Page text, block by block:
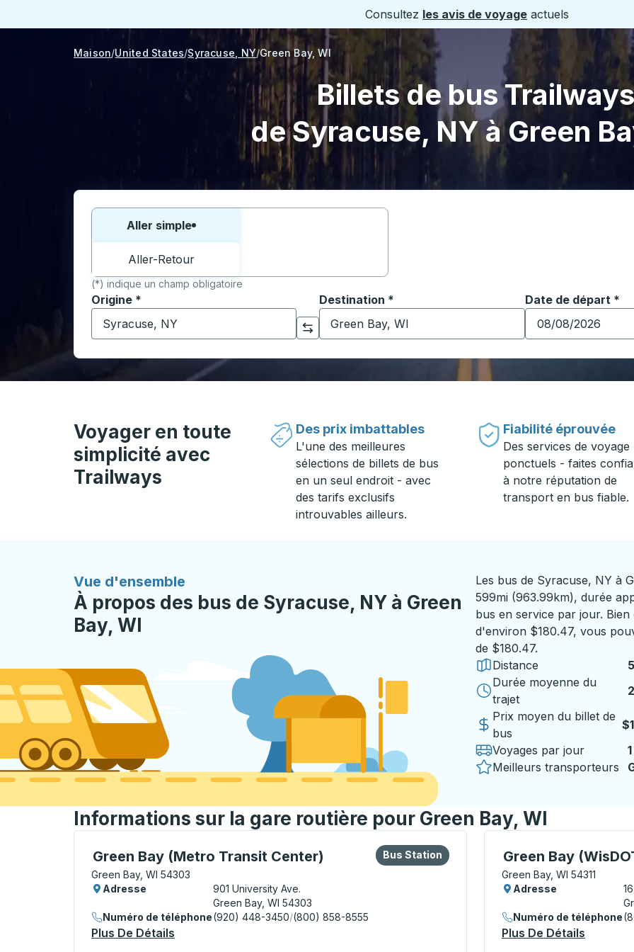
Consultez les avis de voyage actuels
Maison United States Syracuse, NY Green Bay, WI
Billets de bus Trailways
de Syracuse, NY à Green
Choisissez un sens ou un aller-retour:
Aller simple
Aller-Retour
(*) indique un champ obligatoire
Origine *
Commencez à saisir la ville d'origine pour ouvrir les options de localisation, puis utilisez les
Cliquez pour changer vos sélections d'origine et de destination
Destination *
Commencez à saisir la ville de destination pour ouvrir
Date de départ *
Tapez la date au
Voyager en toute
simplicité avec
Trailways
Des prix imbattables
L'une des meilleures
sélections de billets de bus
en un seul endroit - avec
des tarifs exclusifs
introuvables ailleurs.
Fiabilité éprouvée
Des services de voyage
ponctuels - faites
à notre réputation de
transport en bus fiable.
Vue d'ensemble
À propos des bus de Syracuse, NY à Green
Bay, WI
Les bus de Syracuse, NY à
599mi (963.99km), durée
bus en service par jour.
d'environ $180.47, vous
de $180.47.
Distance
Durée moyenne du
trajet
Prix moyen du billet de
bus
Voyages par jour
1
Meilleurs transporteurs
Informations sur la gare routière pour Green Bay, WI
Green Bay (Metro Transit Center)
Bus Station, utilisez les touches fléchées ou la touche Tab pour en savoir plus sur cette gare
Green Bay, WI 54303
Bus Station
Bus Station
Adresse
901 University Ave.
Green Bay, WI 54303
Numéro de téléphone(920) 448-3450/(800) 858-8555
Plus De Détails
Green Bay
Curbside Stop, utilisez
Green Bay, WI 54311
Adresse
Numéro de téléphone
Plus De Détails